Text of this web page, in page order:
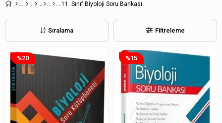
11. Sınıf Biyoloji Soru Bankası
Filtreleme
Sıralama
%20 %15